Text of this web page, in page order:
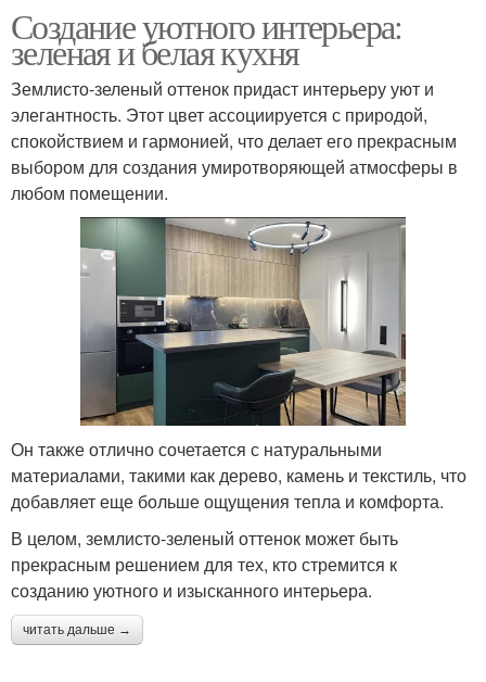
Создание уютного интерьера:
зеленая и белая кухня
Землисто-зеленый оттенок придаст интерьеру уют и
элегантность. Этот цвет ассоциируется с природой,
спокойствием и гармонией, что делает его прекрасным
выбором для создания умиротворяющей атмосферы в
любом помещении.
Он также отлично сочетается с натуральными
материалами, такими как дерево, камень и текстиль, что
добавляет еще больше ощущения тепла и комфорта.
В целом, землисто-зеленый оттенок может быть
прекрасным решением для тех, кто стремится к
созданию уютного и изысканного интерьера.
читать дальше →